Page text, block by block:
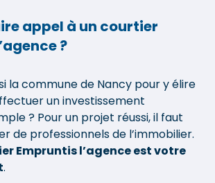
appel à un courtier
?
la commune de Nancy pour y élire
un investissement
? Pour un projet réussi, il faut
de professionnels de l’immobilier.
Empruntis l’agence est votre
.